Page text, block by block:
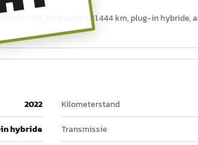
u in 7,5 s, tellerstand 41.444 km, plug-in hybride,
2022 Kilometerstand
hybride Transmissie